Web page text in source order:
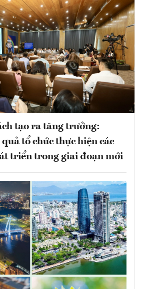
tạo ra tăng trưởng:
tổ chức thực hiện các
triển trong giai đoạn mới